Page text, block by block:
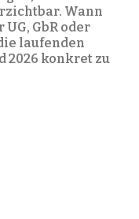
Wann
GbR oder
laufenden
2026 konkret zu